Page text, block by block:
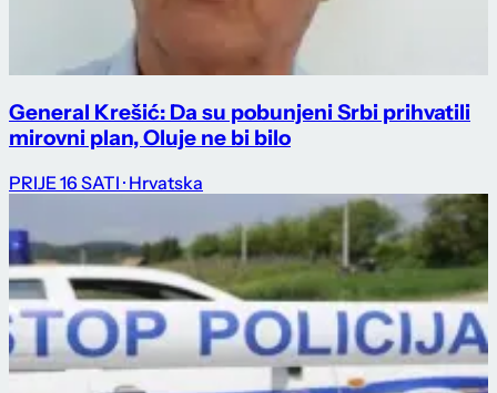
General Krešić: Da su pobunjeni Srbi prihvatili
mirovni plan, Oluje ne bi bilo
PRIJE 16 SATI · Hrvatska